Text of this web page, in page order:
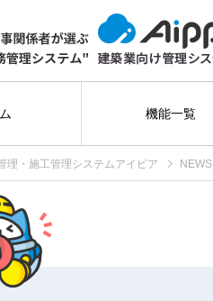
機能一覧
理・施工管理システムアイピア NEWS